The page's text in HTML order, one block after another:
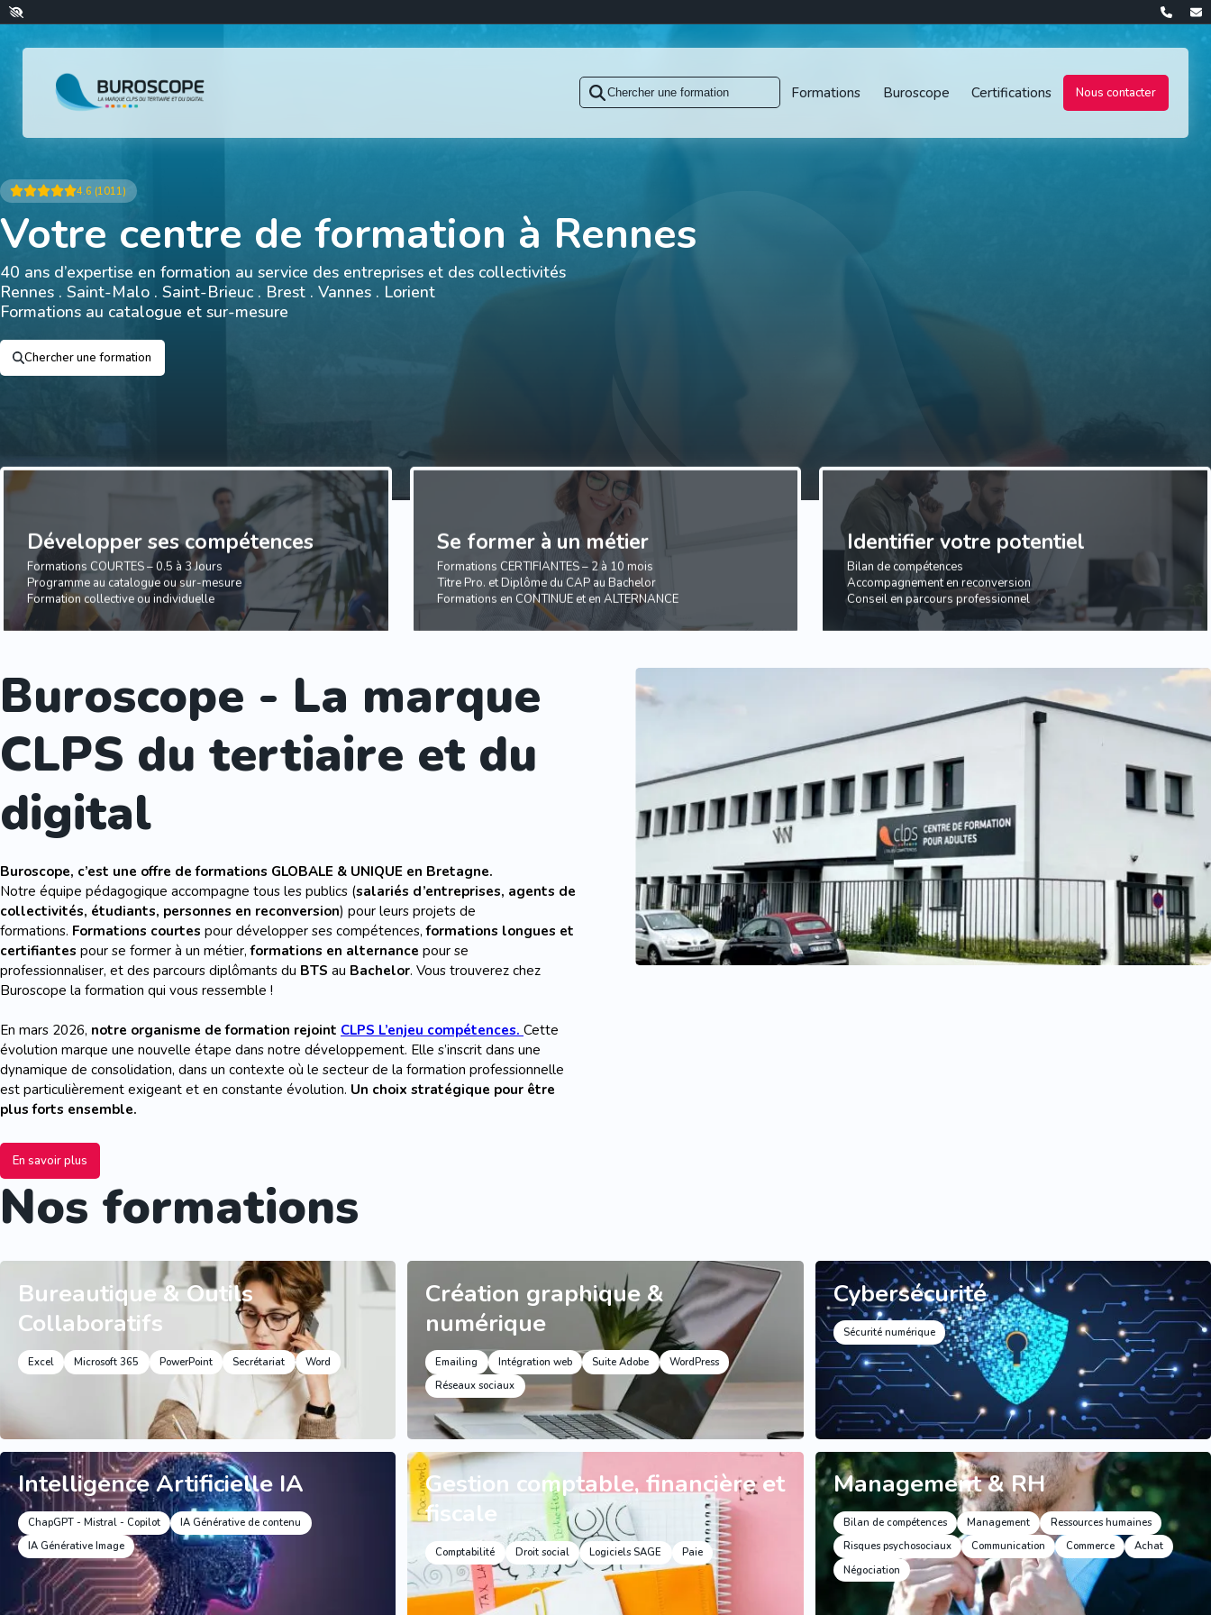
Formations Buroscope Certifications Nous contacter
4.6 (1011)
Votre centre de formation à Rennes
40 ans d’expertise en formation au service des entreprises et des collectivités
Rennes . Saint-Malo . Saint-Brieuc . Brest . Vannes . Lorient
Formations au catalogue et sur-mesure
Chercher une formation
Développer ses compétences
Formations COURTES – 0.5 à 3 Jours
Programme au catalogue ou sur-mesure
Formation collective ou individuelle
Se former à un métier
Formations CERTIFIANTES – 2 à 10 mois
Titre Pro. et Diplôme du CAP au Bachelor
Formations en CONTINUE et en ALTERNANCE
Identifier votre potentiel
Bilan de compétences
Accompagnement en reconversion
Conseil en parcours professionnel
Buroscope - La marque
CLPS du tertiaire et du
digital
Buroscope, c’est une offre de formations GLOBALE & UNIQUE en Bretagne.
Notre équipe pédagogique accompagne tous les publics (salariés d’entreprises, agents de
collectivités, étudiants, personnes en reconversion) pour leurs projets de
formations. Formations courtes pour développer ses compétences,formations longues et
certifiantes pour se former à un métier,formations en alternance pour se
professionnaliser, et des parcours diplômants du BTS au Bachelor. Vous trouverez chez
Buroscope la formation qui vous ressemble !
En mars 2026, notre organisme de formation rejoint CLPS L’enjeu compétences. Cette
évolution marque une nouvelle étape dans notre développement. Elle s’inscrit dans une
dynamique de consolidation, dans un contexte où le secteur de la formation professionnelle
est particulièrement exigeant et en constante évolution. Un choix stratégique pour être
plus forts ensemble.
En savoir plus
Nos formations
Bureautique & Outils
Collaboratifs
Excel Microsoft 365 PowerPoint Secrétariat Word
Création graphique &
numérique
Emailing Intégration web Suite Adobe
WordPress
Réseaux sociaux
Cybersécurité
Sécurité numérique
Intelligence Artificielle IA
ChapGPT - Mistral - Copilot
IA Générative de contenu
IA Générative Image
Gestion comptable, financière et
fiscale
Comptabilité Droit social Logiciels SAGE Paie
Management & RH
Bilan de compétences Management
Ressources humaines
Risques psychosociaux
Communication Commerce
Achat
Négociation